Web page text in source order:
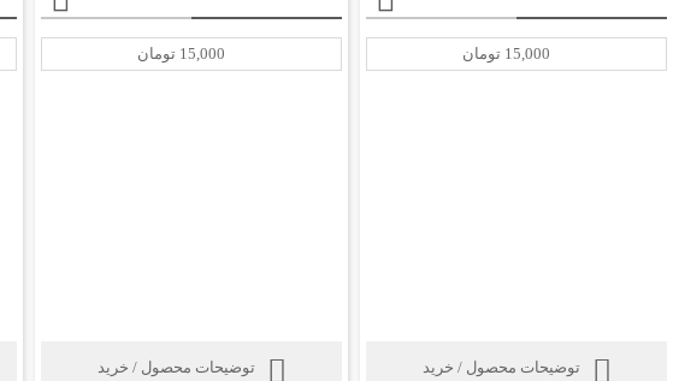
15,000 تومان
توضیحات محصول / خرید
15,000 تومان
توضیحات محصول / خرید